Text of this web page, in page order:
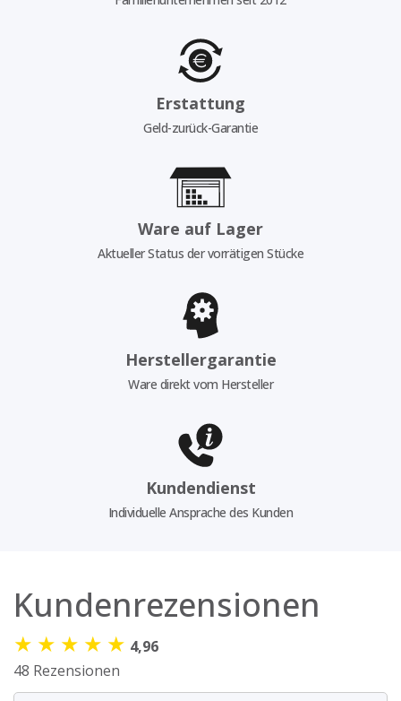
Erstattung
Geld-zurück-Garantie
Ware auf Lager
Aktueller Status der vorrätigen Stücke
Herstellergarantie
Ware direkt vom Hersteller
Kundendienst
Individuelle Ansprache des Kunden
Kundenrezensionen
★ ★ ★ ★ ★ 4,96
48 Rezensionen